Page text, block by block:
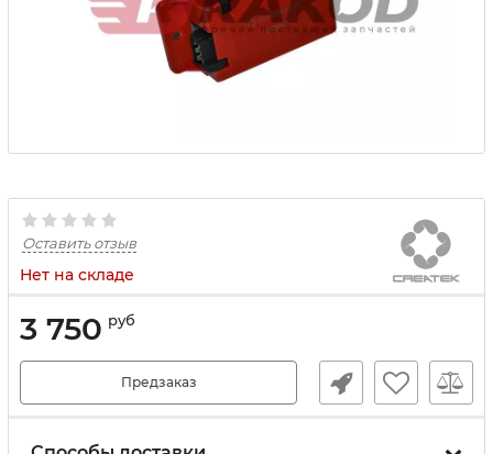
Оставить отзыв
Нет на складе
3 750 руб
Предзаказ